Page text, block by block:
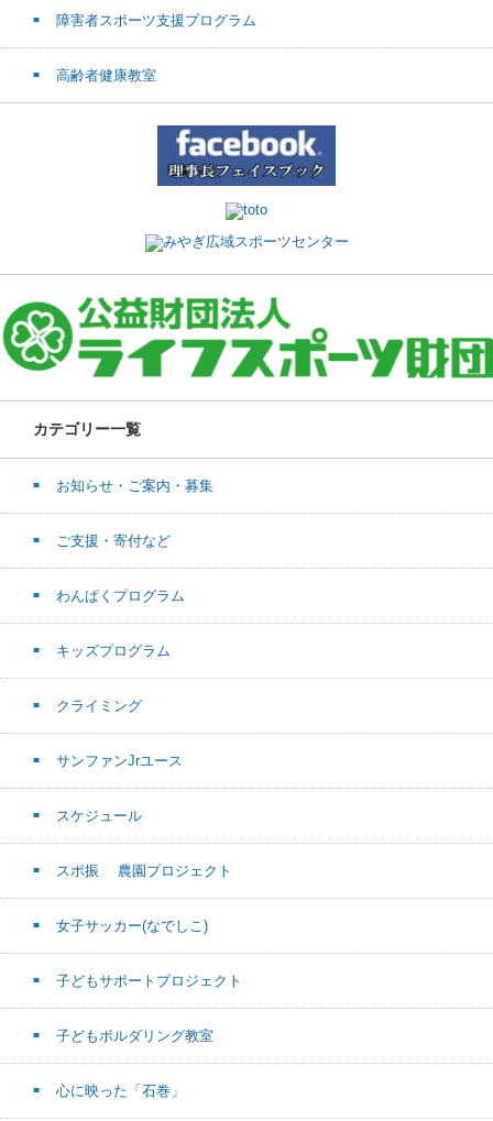
障害者スポーツ支援プログラム
高齢者健康教室
カテゴリー一覧
お知らせ・ご案内・募集
ご支援・寄付など
わんぱくプログラム
キッズプログラム
クライミング
サンファンJrユース
スケジュール
スポ振 農園プロジェクト
女子サッカー(なでしこ)
子どもサポートプロジェクト
子どもボルダリング教室
心に映った「石巻」